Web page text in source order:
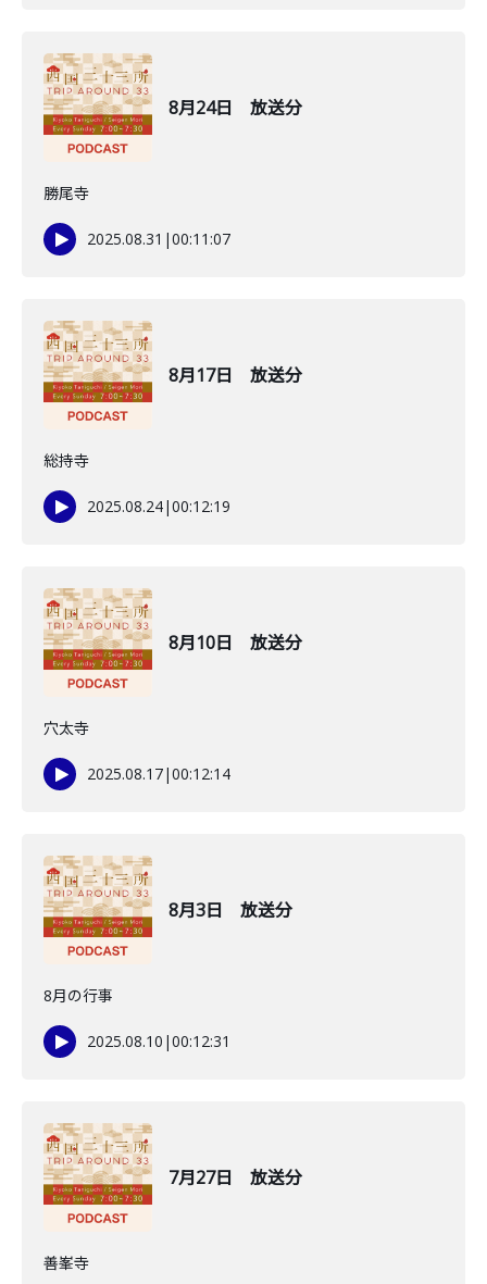
8月24日 放送分
勝尾寺
2025.08.31 |00:11:07
8月17日 放送分
総持寺
2025.08.24|00:12:19
8月10日 放送分
穴太寺
2025.08.17|00:12:14
8月3日 放送分
8月の行事
2025.08.10 |00:12:31
7月27日 放送分
善峯寺